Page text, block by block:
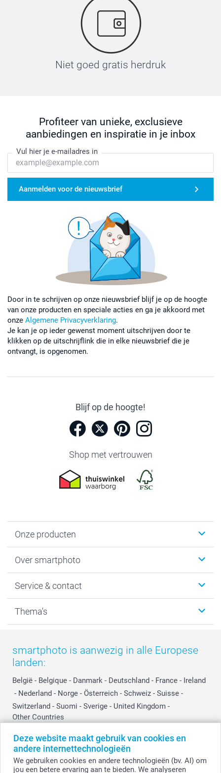
Deze website maakt gebruik van cookies en
andere internettechnologieën
We gebruiken cookies en andere technologieën (bv. AI) om
jou een betere ervaring aan te bieden. We analyseren
Niet goed gratis herdruk
Profiteer van unieke, exclusieve
aanbiedingen en inspiratie in je inbox
Vul hier je e-mailadres in
Aanmelden voor de nieuwsbrief
Door in te schrijven op onze nieuwsbrief blijf je op de hoogte
van onze producten en speciale acties en ga je akkoord met
onze Algemene Privacyverklaring.
Je kan je op ieder gewenst moment uitschrijven door te
klikken op de uitschrijflink die in elke nieuwsbrief die je
ontvangt, is opgenomen.
Blijf op de hoogte!
Shop met vertrouwen
Onze producten
Fotoboeken
Fotocadeaus
Kaarten
Over smartphoto
Vacatures
Bestelproces
Privacy
Cookiebeleid
Reviews
Prijslijst
Investor Relations
Service & contact
Tevredenheidsgarantie
smartbonus
smartfriends
service@smartphoto.nl
Affiliate partnerprogramma
Partnerships
Influencer partnerprogramma
Thema's
Moederdag
Vaderdag
Huwelijk
smartphoto is aanwezig in alle Europese
landen:
België - Belgique - Danmark - Deutschland - France - Ireland
- Nederland - Norge - Österreich - Schweiz - Suisse -
Switzerland - Suomi - Sverige - United Kingdom -
Other Countries
Alle prijzen zijn in EURO (€) inclusief BTW en exclusief verzendkosten.